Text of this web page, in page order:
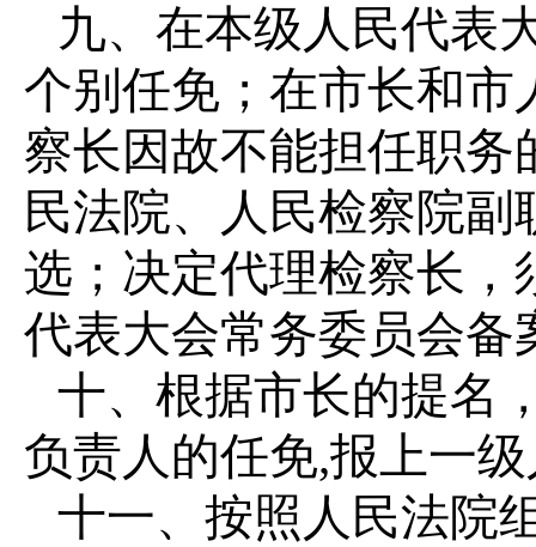
九、在本级人民代表
个别任免；在市长和
察长因故不能担任职
民法院、人民检察院
选；决定代理检察长
代表大会常务委员会备
十、根据市长的提名
负责人的任免,报上一
十一、按照人民法院